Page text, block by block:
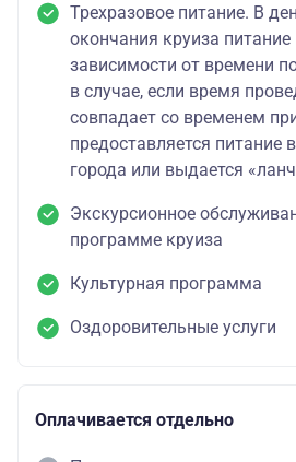
Трехразовое питание. В
окончания круиза питание
зависимости от времени
в случае, если время
совпадает со временем
предоставляется питание
города или выдается
Экскурсионное
программе круиза
Культурная программа
Оздоровительные услуги
Оплачивается отдельно